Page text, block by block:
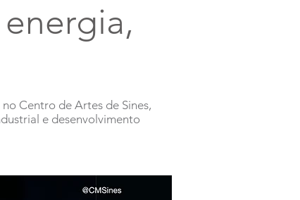
Centro de Artes de Sines,
e desenvolvimento